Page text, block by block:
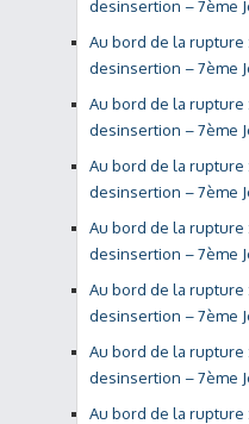
desinsertion – 7ème
Au bord de la rupture
desinsertion – 7ème
Au bord de la rupture
desinsertion – 7ème
Au bord de la rupture
desinsertion – 7ème
Au bord de la rupture
desinsertion – 7ème
Au bord de la rupture
desinsertion – 7ème
Au bord de la rupture
desinsertion – 7ème
Au bord de la rupture